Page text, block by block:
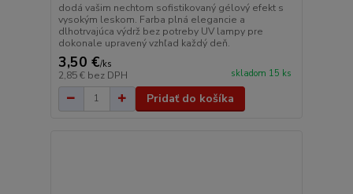
dodá vašim nechtom sofistikovaný gélový efekt s
vysokým leskom. Farba plná elegancie a
dlhotrvajúca výdrž bez potreby UV lampy pre
dokonale upravený vzhľad každý deň.
3,50 €/ks
2,85 € bez DPH skladom 15 ks
Pridať do košíka